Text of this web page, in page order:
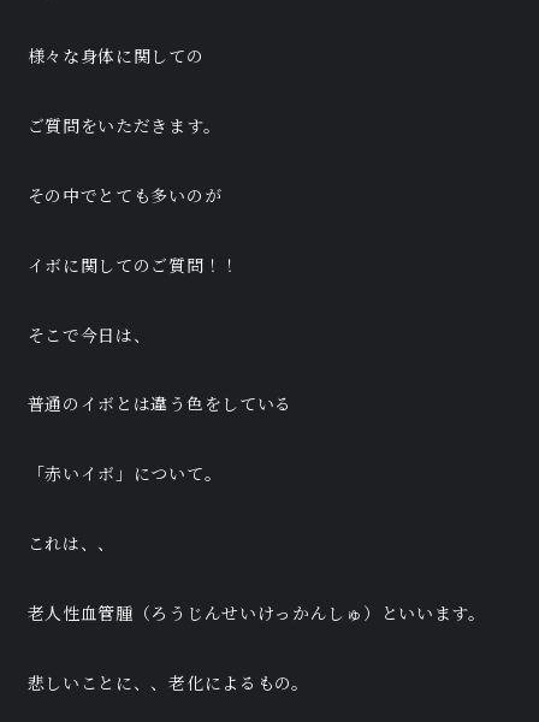
様々な身体に関しての
ご質問をいただきます。
その中でとても多いのが
イボに関してのご質問！！
そこで今日は、
普通のイボとは違う色をしている
「赤いイボ」について。
これは、、
老人性血管腫（ろうじんせいけっかんしゅ）といいます。
悲しいことに、、老化によるもの。